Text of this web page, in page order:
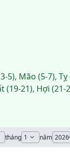
5), Mão (5-7), Tỵ
(19-21), Hợi (21-
tháng năm